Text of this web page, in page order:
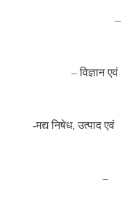
एवं
उत्पाद एवं